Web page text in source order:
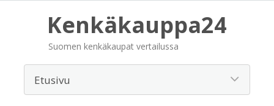
Kenkäkauppa24
Suomen kenkäkaupat vertailussa